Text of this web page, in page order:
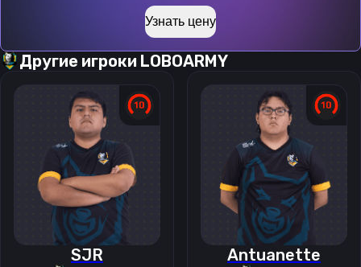
Узнать цену
Другие игроки LOBOARMY
SJR Antuanette